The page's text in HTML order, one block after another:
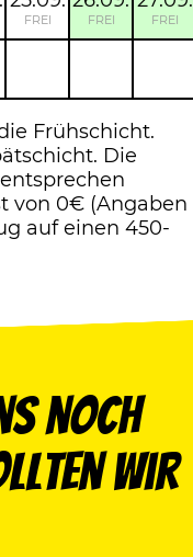
FREI FREI FREI
Frühschicht.
Die
von 0€ (Angaben
auf einen 450-
noch
wir